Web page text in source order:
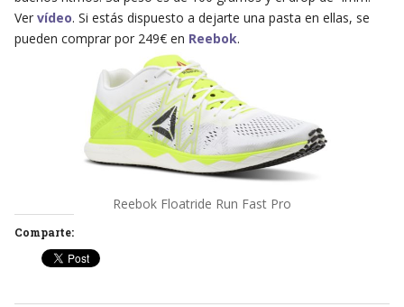
Ver vídeo. Si estás dispuesto a dejarte una pasta en ellas, se
pueden comprar por 249€ en Reebok.
Reebok Floatride Run Fast Pro
Comparte: